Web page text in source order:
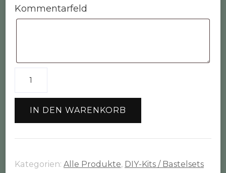
Kommentarfeld
inkl.
IN DEN WARENKORB
Kategorien: Alle Produkte, DIY-Kits / Bastelsets